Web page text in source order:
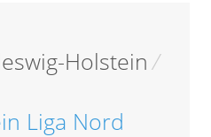
Holstein /
Liga Nord